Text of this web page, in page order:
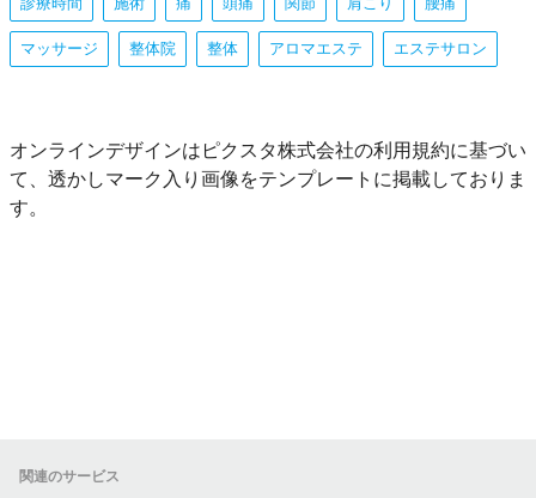
マッサージ 整体院 整体 アロマエステ エステサロン
オンラインデザインはピクスタ株式会社の利用規約に基づい
て、透かしマーク入り画像をテンプレートに掲載しておりま
す。
関連のサービス